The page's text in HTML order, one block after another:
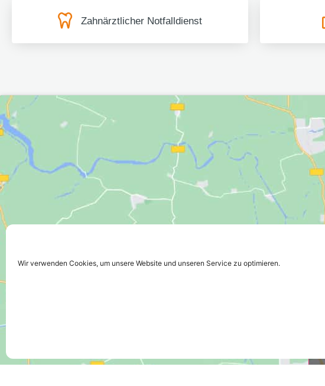
Wir verwenden Cookies, um unsere Website und unseren Service zu optimieren.
Zahnärztlicher Notfalldienst